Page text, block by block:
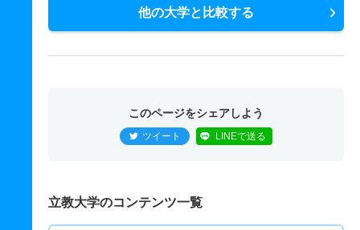
他の大学と比較する
このページをシェアしよう
ツイート LINEで送る
立教大学のコンテンツ一覧